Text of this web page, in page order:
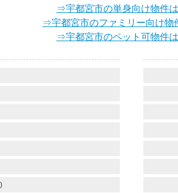
⇒宇都宮市の単身向け物件
⇒宇都宮市のファミリー向け物
⇒宇都宮市のペット可物件